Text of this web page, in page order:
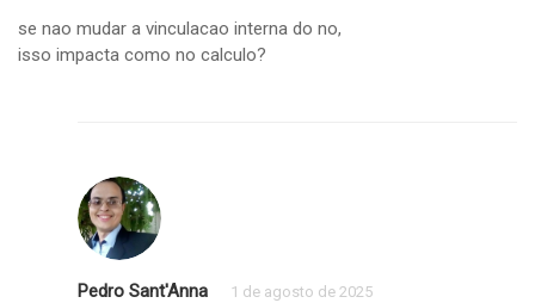
se nao mudar a vinculacao interna do no,
isso impacta como no calculo?
Pedro Sant'Anna 1 de agosto de 2025